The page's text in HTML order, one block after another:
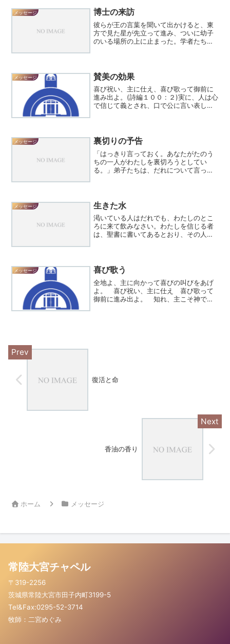
よ、パンを三つ貸してく...
メッセージ 博士の来訪
彼らが王の言葉を聞いて出かけると、東
方で見た星が先立って進み、ついに幼子
のいる場所の上に止まった。学者たちは
箱を開けて、黄金、乳香、...
メッセージ 賛美の効果
喜び祝い、主に仕え、喜び歌って御前に
進み出よ。(詩編１００ : ２)実に、人は心
で信じて義とされ、口で公に言い表して
葉の解き明...
メッセージ 裏切りの予告
「はっきり言っておく。あなたがたのう
ちの一人がわたしを裏切ろうとしてい
る。」弟子たちは、だれについて言って
の席に着いていた。シモン・...
メッセージ 生きた水
渇いている人はだれでも、わたしのとこ
ろに来て飲みなさい。わたしを信じる者
は、聖書に書いてあるとおり、その人の
人々は論議します。「...
メッセージ 喜び歌う
全地よ、主に向かって喜びの叫びをあげ
よ。 喜び祝い、主に仕え 喜び歌って
御前に進み出よ。 知れ、主こそ神であ
復活と命
香油の香り
ホーム メッセージ
常陸大宮チャペル
〒319-2256
茨城県常陸大宮市田子内町3199-5
Tel&Fax:0295-52-3714
牧師：二宮めぐみ